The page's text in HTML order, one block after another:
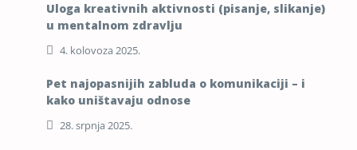
Uloga kreativnih aktivnosti (pisanje, slikanje)
u mentalnom zdravlju
4. kolovoza 2025.
Pet najopasnijih zabluda o komunikaciji – i
kako uništavaju odnose
28. srpnja 2025.